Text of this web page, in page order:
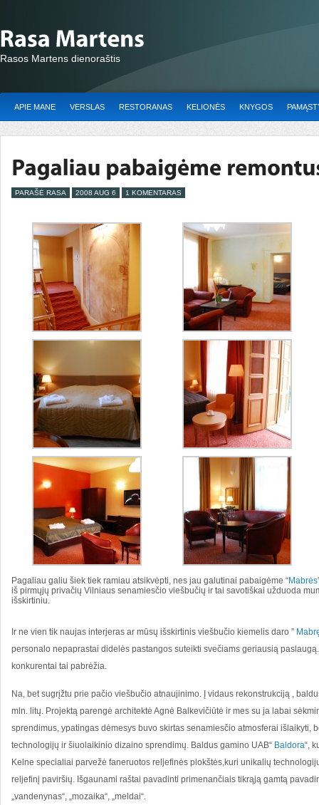
Rasos Martens dienoraštis
APIE MANE VERSLAS RESTORANAS KELIONĖS KNYGOS
PARAŠĖ RASA 2008 AUG 6 1 KOMENTARAS
Pagaliau galiu šiek tiek ramiau atsikvėpti, nes jau galutinai pabaigėme “Mabrės
iš pirmųjų privačių Vilniaus senamiesčio viešbučių ir tai savotiškai užduoda
išskirtiniu.
Ir ne vien tik naujas interjeras ar mūsų išskirtinis viešbučio kiemelis daro ”
personalo nepaprastai didelės pastangos suteikti svečiams geriausią
konkurentai tai pabrėžia.
Na, bet sugrįžtu prie pačio viešbučio atnaujinimo. Į vidaus rekonstrukciją ,
mln. litų. Projektą parengė architektė Agnė Balkevičiūtė ir mes su ja labai
sprendimus, ypatingas dėmesys buvo skirtas senamiesčio atmosferai išlaikyti,
technologijų ir šiuolaikinio dizaino sprendimų. Baldus gamino UAB“ Baldora“,
Kelne specialiai parvežė faneruotos reljefinės plokštės,kuri unikalių
reljefinį paviršių. Išgaunami raštai pavadinti primenančiais tikrąją gamtą
„vandenynas“, „mozaika“, „meldai“.